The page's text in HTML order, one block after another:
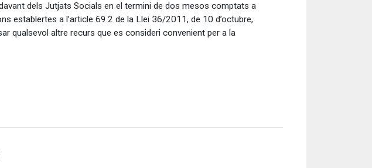
dels Jutjats Socials en el termini de dos mesos comptats a
establertes a l’article 69.2 de la Llei 36/2011, de 10 d’octubre,
qualsevol altre recurs que es consideri convenient per a la